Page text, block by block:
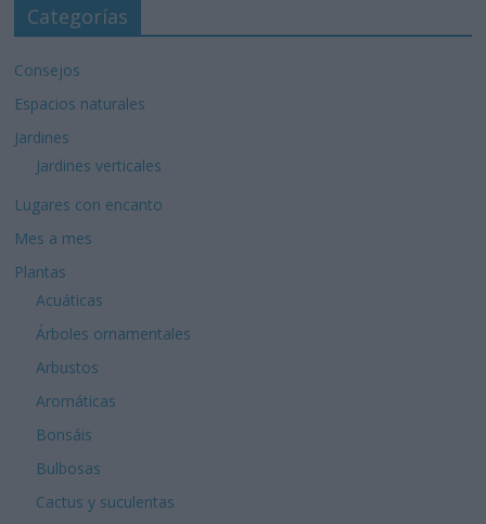
Categorías
Consejos
Espacios naturales
Jardines
Jardines verticales
Lugares con encanto
Mes a mes
Plantas
Acuáticas
Árboles ornamentales
Arbustos
Aromáticas
Bonsáis
Bulbosas
Cactus y suculentas